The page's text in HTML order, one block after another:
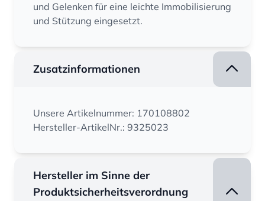
und Gelenken für eine leichte Immobilisierung
und Stützung eingesetzt.
Zusatzinformationen
Unsere Artikelnummer: 170108802
Hersteller-ArtikelNr.: 9325023
Hersteller im Sinne der
Produktsicherheitsverordnung